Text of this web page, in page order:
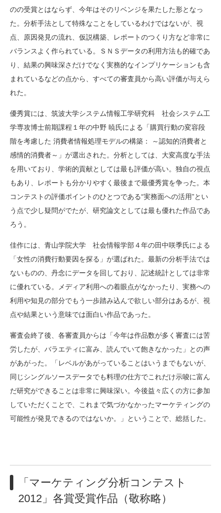
のの受賞とはならず、今年はそのリベンジを果たした形となっ
た。分析手法として特殊なことをしているわけではないが、視
点、原因発見の流れ、仮説構築、レポートのつくり方など非常に
バランスよく作られている。ＳＮＳデータの利用方法も的確であ
り、結果の興味深さだけでなく実務的なインプリケーションも含
まれているなどの点から、すべての審査員から高い評価が与えら
れた。
優秀賞には、筑波大学システム情報工学研究科 社会システム工
学専攻博士前期課程１年の中野 暁氏による「購買行動の変容段
階を考慮した 消費者情報処理モデルの構築： ～認知的消費者と
感情的消費者～」が選出された。分析としては、大変高度な手法
を用いており、学術的貢献としては最も評価が高い。独自の視点
もあり、レポートも分かりやすく最後まで最優秀賞を争った。本
コンテストの評価ポイントのひとつである“実務面への活用”とい
う点で少し疑問がでたが、研究論文としては最も優れた作品であ
ろう。
佳作には、青山学院大学 社会情報学部４年の田中咲季氏による
「女性の消費行動要因を探る」が選ばれた。最新の分析手法では
ないものの、丹念にデータを回しており、記述統計としては非常
に優れている。メディア利用への着眼点がなかったり、実務への
利用や知見の部分でもう一歩踏み込んで欲しい部分はあるが、視
点や結果という意味では面白い作品であった。
審査会終了後、各審査員からは「今年は作品数が多く審査には苦
労したが、バラエティに富み、読んでいて飽きなかった」との声
があがった。「レベルがあがっていることはいうまでもないが、
同じシングルソースデータでも料理の仕方でこれだけ示唆に富ん
だ研究ができることは非常に興味深い。今後益々広くの方に参加
していただくことで、これまで気づかなかったマーケティングの
可能性が発見できるのではないか。」ということで、総括した。
「マーケティング分析コンテスト
2012」各賞受賞作品（敬称略）